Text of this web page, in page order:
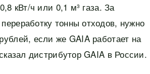
кВт/ч или 0,1 м³ газа. За
тонны отходов, нужно
если же GAIA работает на
дистрибутор GAIA в России.